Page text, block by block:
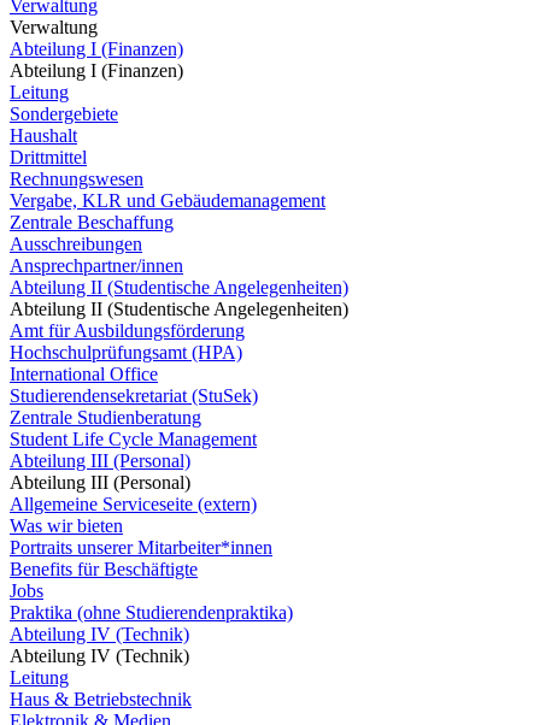
Verwaltung
Verwaltung
Abteilung I (Finanzen)
Abteilung I (Finanzen)
Leitung
Sondergebiete
Haushalt
Drittmittel
Rechnungswesen
Vergabe, KLR und Gebäudemanagement
Zentrale Beschaffung
Ausschreibungen
Ansprechpartner/innen
Abteilung II (Studentische Angelegenheiten)
Abteilung II (Studentische Angelegenheiten)
Amt für Ausbildungsförderung
Hochschulprüfungsamt (HPA)
International Office
Studierendensekretariat (StuSek)
Zentrale Studienberatung
Student Life Cycle Management
Abteilung III (Personal)
Abteilung III (Personal)
Allgemeine Serviceseite (extern)
Was wir bieten
Portraits unserer Mitarbeiter*innen
Benefits für Beschäftigte
Jobs
Praktika (ohne Studierendenpraktika)
Abteilung IV (Technik)
Abteilung IV (Technik)
Leitung
Haus & Betriebstechnik
Elektronik & Medien